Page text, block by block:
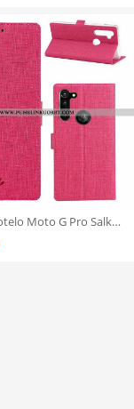
Kuoret, Kotelo Moto G Pro Salkku Kukkakuvio Punainen Puhelimen Kuoret Pinkki